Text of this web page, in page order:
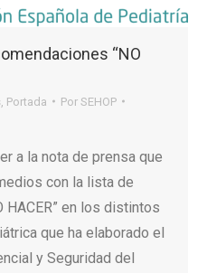
“NO
Portada Por SEHOP
a la nota de prensa que
con la lista de
HACER” en los distintos
que ha elaborado el
y Seguridad del